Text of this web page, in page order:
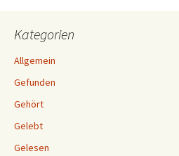
Kategorien
Allgemein
Gefunden
Gehört
Gelebt
Gelesen